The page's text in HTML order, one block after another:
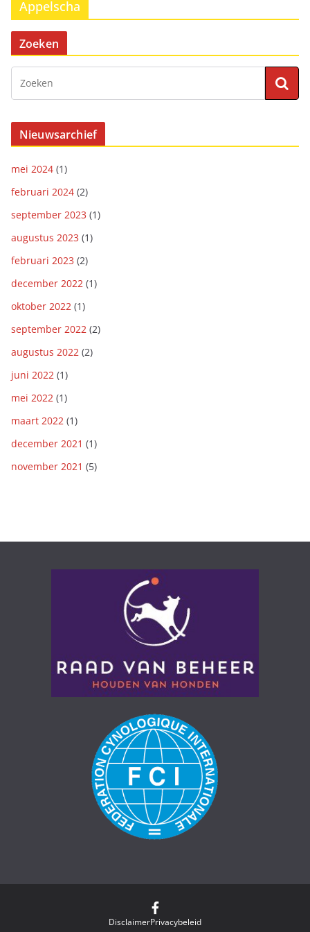
Appelscha
Zoeken
Nieuwsarchief
mei 2024 (1)
februari 2024 (2)
september 2023 (1)
augustus 2023 (1)
februari 2023 (2)
december 2022 (1)
oktober 2022 (1)
september 2022 (2)
augustus 2022 (2)
juni 2022 (1)
mei 2022 (1)
maart 2022 (1)
december 2021 (1)
november 2021 (5)
DisclaimerPrivacybeleid